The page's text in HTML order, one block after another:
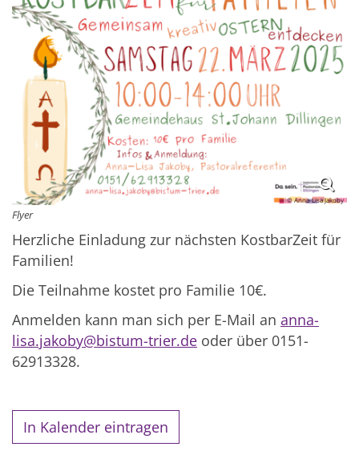
© Anna-Lisa Jakoby
Flyer
Herzliche Einladung zur nächsten KostbarZeit für
Familien!
Die Teilnahme kostet pro Familie 10€.
Anmelden kann man sich per E-Mail an anna-
lisa.jakoby@bistum-trier.de oder über 0151-
62913328.
In Kalender eintragen